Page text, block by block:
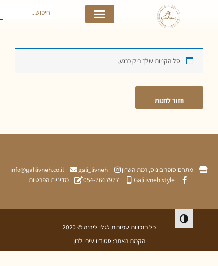
הפעל/כבה ניגודיות גבוהה
סל הקניות שלך ריק כרגע.
חזור לחנות
מתחם סופר בונוס, רמת השרון gali_livneh
info@galilivneh.co.il
Galilivneh.style
054-7667977 מדיניות הפרטיות
כל הזכויות שמורות לגלי ליבנה © 2020
הקמת האתר: סטודיו שירי לרון